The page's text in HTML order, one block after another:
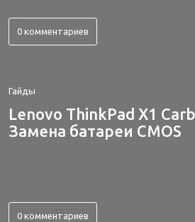
0 комментариев
Гайды
Lenovo ThinkPad X1
Замена батареи CMOS
0 комментариев